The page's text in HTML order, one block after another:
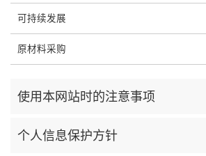
可持续发展
原材料采购
使用本网站时的注意事项
个人信息保护方针